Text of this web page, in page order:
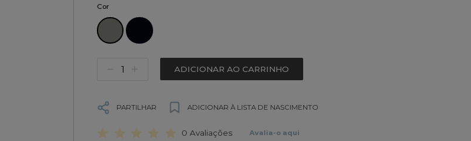
Cor
ADICIONAR AO CARRINHO
PARTILHAR ADICIONAR À LISTA DE NASCIMENTO
0 Avaliações Avalia-o aqui